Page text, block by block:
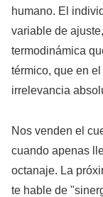
humano. El
variable de
termodinámica
térmico, que en
irrelevancia
Nos venden el
cuando apenas
octanaje. La
te hable de